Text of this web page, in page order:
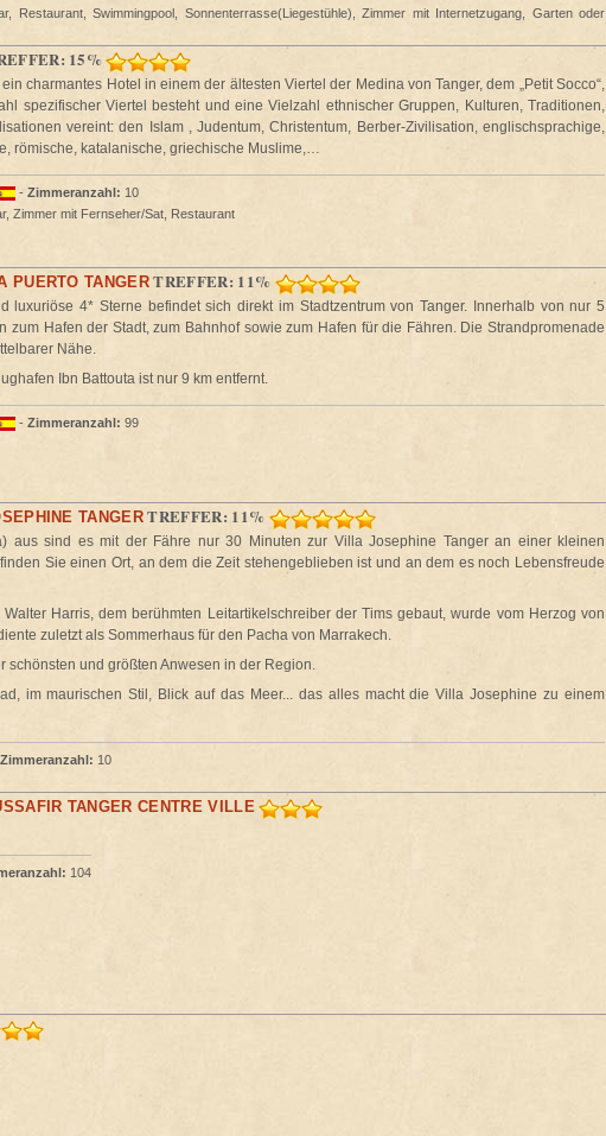
Restaurant, Swimmingpool, Sonnenterrasse(Liegestühle), Zimmer mit Internetzugang, Garten oder
15%
charmantes Hotel in einem der ältesten Viertel der Medina von Tanger, dem „Petit Socco“,
spezifischer Viertel besteht und eine Vielzahl ethnischer Gruppen, Kulturen, Traditionen,
vereint: den Islam , Judentum, Christentum, Berber-Zivilisation, englischsprachige,
römische, katalanische, griechische Muslime,…
- Zimmeranzahl: 10
Zimmer mit Fernseher/Sat, Restaurant
PUERTO TANGER TREFFER: 11%
luxuriöse 4* Sterne befindet sich direkt im Stadtzentrum von Tanger. Innerhalb von nur 5
zum Hafen der Stadt, zum Bahnhof sowie zum Hafen für die Fähren. Die Strandpromenade
Nähe.
Ibn Battouta ist nur 9 km entfernt.
- Zimmeranzahl: 99
TANGER TREFFER: 11%
aus sind es mit der Fähre nur 30 Minuten zur Villa Josephine Tanger an einer kleinen
Sie einen Ort, an dem die Zeit stehengeblieben ist und an dem es noch Lebensfreude
Harris, dem berühmten Leitartikelschreiber der Tims gebaut, wurde vom Herzog von
zuletzt als Sommerhaus für den Pacha von Marrakech.
schönsten und größten Anwesen in der Region.
im maurischen Stil, Blick auf das Meer... das alles macht die Villa Josephine zu einem
Zimmeranzahl: 10
TANGER CENTRE VILLE
104